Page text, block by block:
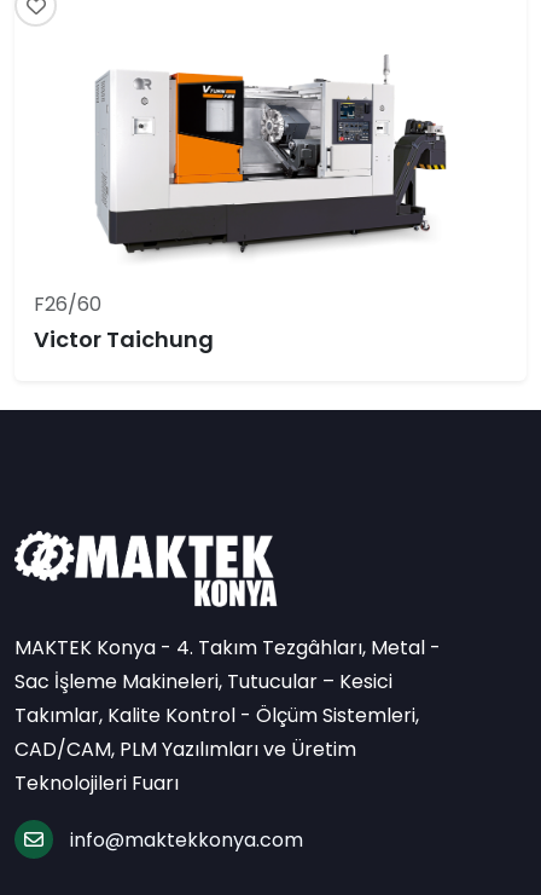
F26/60
Victor Taichung
MAKTEK Konya - 4. Takım Tezgâhları, Metal -
Sac İşleme Makineleri, Tutucular – Kesici
Takımlar, Kalite Kontrol - Ölçüm Sistemleri,
CAD/CAM, PLM Yazılımları ve Üretim
Teknolojileri Fuarı
info@maktekkonya.com